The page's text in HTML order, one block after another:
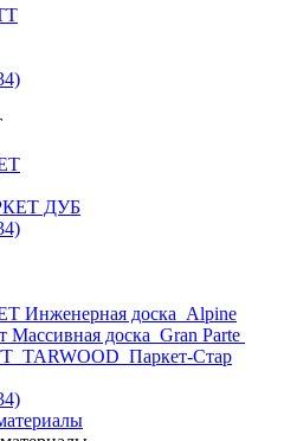
ДУБ
доска Alpine
Массивная доска Gran Parte
TARWOOD Паркет-Стар